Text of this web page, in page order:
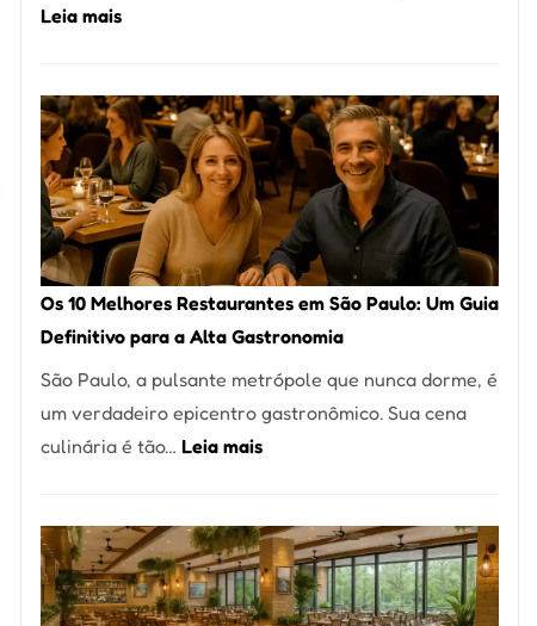
Leia mais:
Pizzaria:
tradição
em
pizza
artesanal
no
forno
à
lenha
na
Vila
Os 10 Melhores Restaurantes em São Paulo: Um Guia
Definitivo para a Alta Gastronomia
São Paulo, a pulsante metrópole que nunca dorme, é
um verdadeiro epicentro gastronômico. Sua cena
culinária é tão… Leia mais:
Melhores
Restaurantes
em